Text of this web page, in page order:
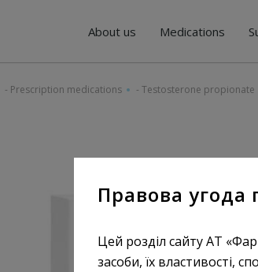
About us Medications
- Prescription medications - Testostеrone propionate
Правова угода
Цей розділ сайту АТ
засоби, їх властивості,